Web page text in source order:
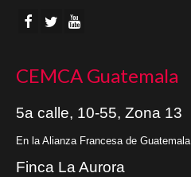
CEMCA Guatemala
5a calle, 10-55, Zona 13
En la Alianza Francesa de Guatemala
Finca La Aurora